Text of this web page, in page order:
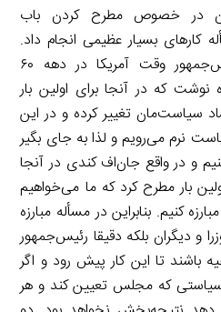
در خصوص مطرح کردن باب
بسیار عظیمی انجام داد.
همچنین جان‌اف کندی رئیس‌جمهور وقت آمریکا در دهه ۶۰
نوشت که در آنجا برای اولین بار
سیاست‌مان تغییر کرده و در این
نرم می‌رویم و لذا به جای بگیر
و در واقع جان‌اف کندی در آنجا
بار مطرح کرد که ما می‌خواهیم
کنیم. بنابراین در مسأله مبارزه
و دیگران بلکه دقیقا رئیس‌جمهور
باشند تا این کار پیش رود و اگر
سیاستی که مجلس تعیین کند و هر